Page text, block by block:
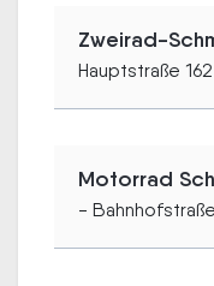
Zweirad-
Hauptstraße
Motorrad
-